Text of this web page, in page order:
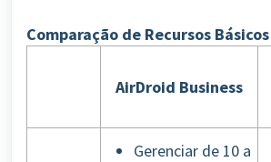
Comparação de Recursos Básicos
AirDroid Business
Gerenciar de 10 a